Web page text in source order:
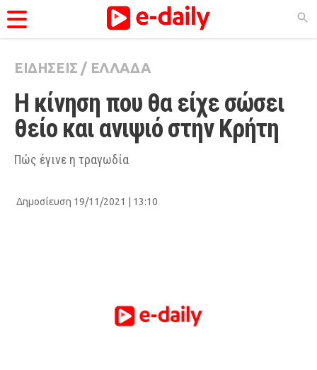
ΚΑΤΗΓΟΡΊΕΣ
Ειδήσεις
Θέματα
Videos
Viral
ΕΙΔΗΣΕΙΣ / ΕΛΛΑΔΑ
Η κίνηση που θα είχε σώσει
θείο και ανιψιό στην Κρήτη
Πώς έγινε η τραγωδία
Δημοσίευση 19/11/2021 | 13:10